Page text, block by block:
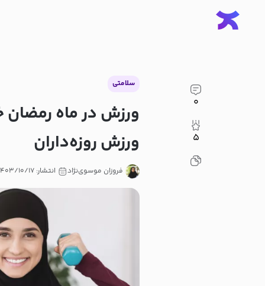
۰
۵
سلامتی
ورزش در ماه رمضان
ورزش روزه‌داران
فروزان موسوی‌نژاد انتشار: ۱۴۰۳/۱۰/۱۷